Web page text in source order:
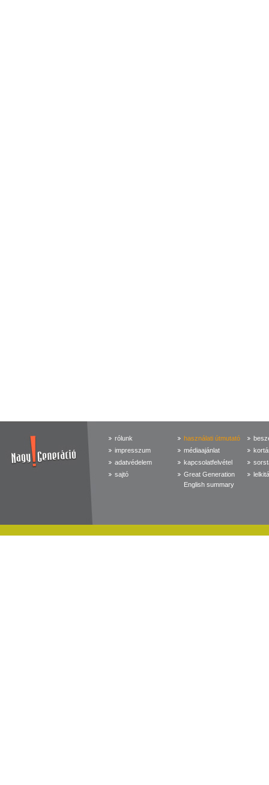
rólunk
impresszum
adatvédelem
sajtó
használati útmutató
médiaajánlat
kapcsolatfelvétel
Great Generation
English summary